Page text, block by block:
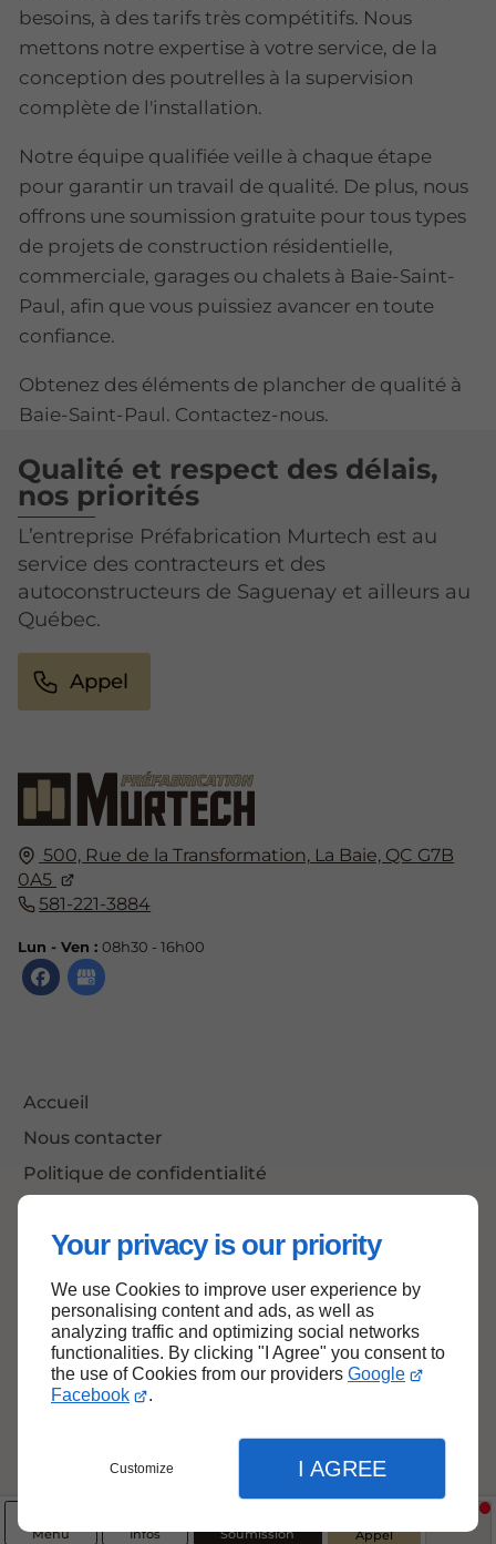
Your privacy is our priority
We use Cookies to improve user experience by
personalising content and ads, as well as
analyzing traffic and optimizing social networks
functionalities. By clicking "I Agree" you consent to
the use of Cookies from our providers Google
Facebook
.
Customize I AGREE
Menu Infos Soumission Appel
besoins, à des tarifs très compétitifs. Nous
mettons notre expertise à votre service, de la
conception des poutrelles à la supervision
complète de l'installation.
Notre équipe qualifiée veille à chaque étape
pour garantir un travail de qualité. De plus, nous
offrons une soumission gratuite pour tous types
de projets de construction résidentielle,
commerciale, garages ou chalets à Baie-Saint-
Paul, afin que vous puissiez avancer en toute
confiance.
Obtenez des éléments de plancher de qualité à
Baie-Saint-Paul. Contactez-nous.
500, Rue de la Transformation, La Baie, QC G7B
0A5
581-221-3884
Lun - Ven : 08h30 - 16h00
Accueil
Nous contacter
Politique de confidentialité
Qualité et respect des délais,
nos priorités
L’entreprise Préfabrication Murtech est au
service des contracteurs et des
autoconstructeurs de Saguenay et ailleurs au
Québec.
Appel
Haut de page